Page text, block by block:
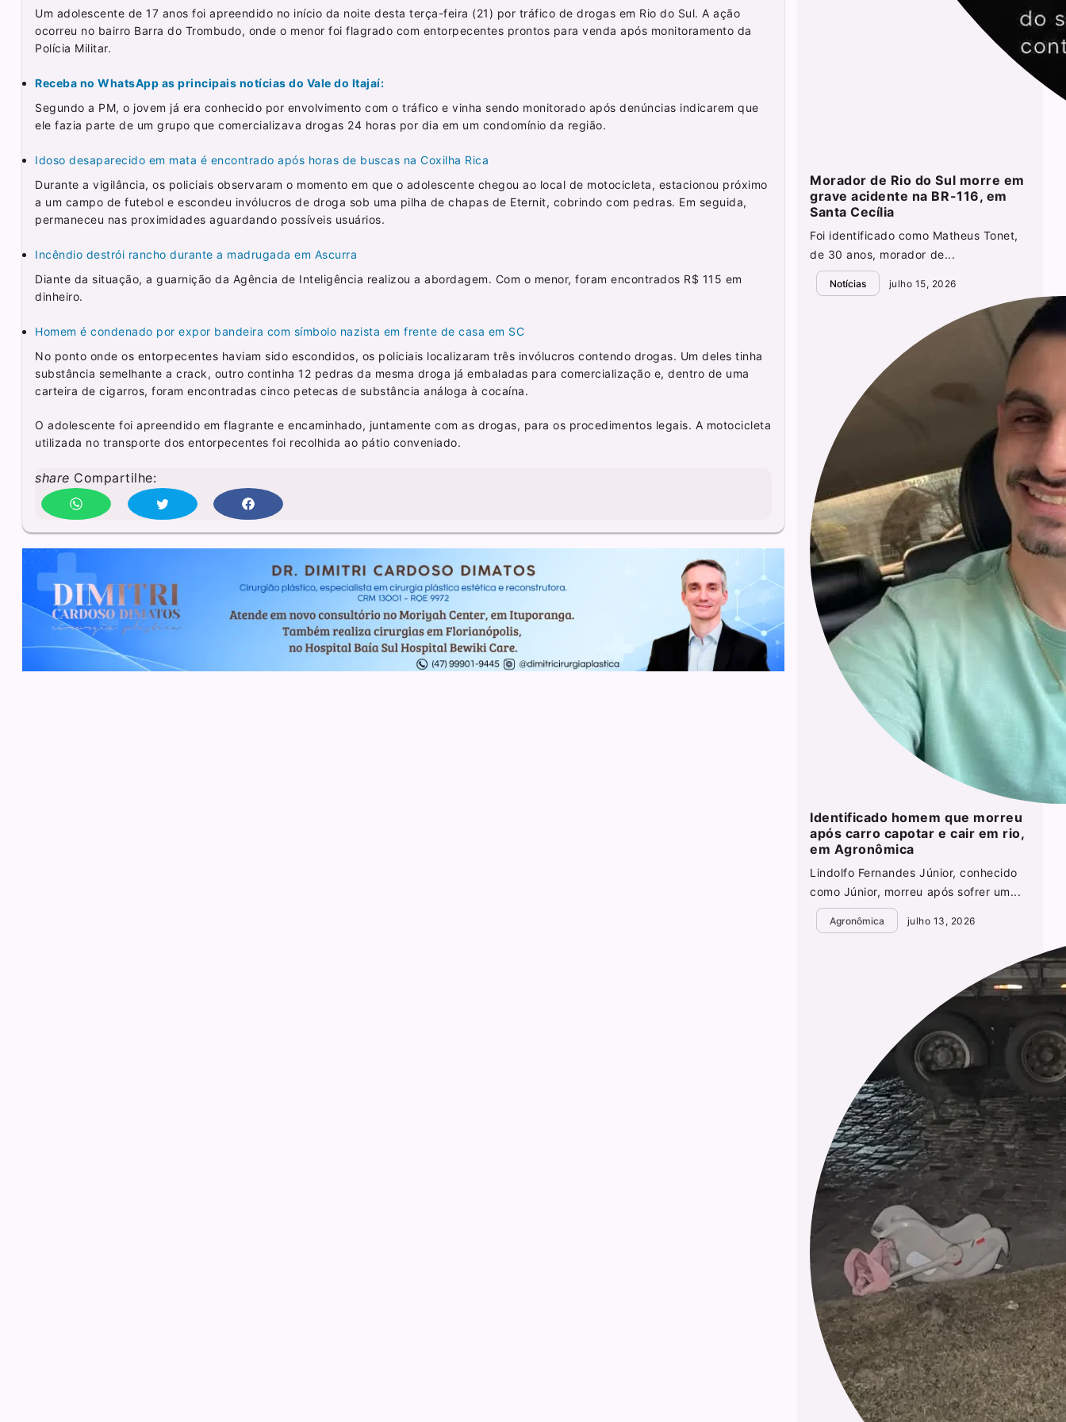
Um adolescente de 17 anos foi apreendido no início da noite desta terça-feira (21) por tráfico de drogas em Rio do Sul. A ação
ocorreu no bairro Barra do Trombudo, onde o menor foi flagrado com entorpecentes prontos para venda após monitoramento da
Polícia Militar.
Receba no WhatsApp as principais notícias do Vale do Itajaí:
Segundo a PM, o jovem já era conhecido por envolvimento com o tráfico e vinha sendo monitorado após denúncias indicarem que
ele fazia parte de um grupo que comercializava drogas 24 horas por dia em um condomínio da região.
Idoso desaparecido em mata é encontrado após horas de buscas na Coxilha Rica
Durante a vigilância, os policiais observaram o momento em que o adolescente chegou ao local de motocicleta, estacionou próximo
a um campo de futebol e escondeu invólucros de droga sob uma pilha de chapas de Eternit, cobrindo com pedras. Em seguida,
permaneceu nas proximidades aguardando possíveis usuários.
Incêndio destrói rancho durante a madrugada em Ascurra
Diante da situação, a guarnição da Agência de Inteligência realizou a abordagem. Com o menor, foram encontrados R$ 115 em
dinheiro.
Homem é condenado por expor bandeira com símbolo nazista em frente de casa em SC
No ponto onde os entorpecentes haviam sido escondidos, os policiais localizaram três invólucros contendo drogas. Um deles tinha
substância semelhante a crack, outro continha 12 pedras da mesma droga já embaladas para comercialização e, dentro de uma
carteira de cigarros, foram encontradas cinco petecas de substância análoga à cocaína.
O adolescente foi apreendido em flagrante e encaminhado, juntamente com as drogas, para os procedimentos legais. A motocicleta
utilizada no transporte dos entorpecentes foi recolhida ao pátio conveniado.
share Compartilhe:
Morador de Rio do Sul morre em
grave acidente na BR-116, em
Santa Cecília
Foi identificado como Matheus Tonet,
de 30 anos, morador de...
Notícias julho 15, 2026
Identificado homem que morreu
após carro capotar e cair em rio,
em Agronômica
Lindolfo Fernandes Júnior, conhecido
como Júnior, morreu após sofrer um...
Agronômica julho 13, 2026